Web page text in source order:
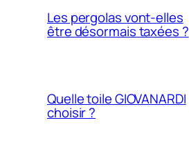
Les pergolas vont-elles
être désormais taxées ?
Quelle toile GIOVANARDI
choisir ?